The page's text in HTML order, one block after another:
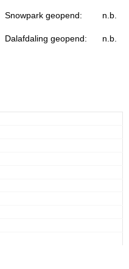
Snowpark geopend: n.b.
Dalafdaling geopend: n.b.